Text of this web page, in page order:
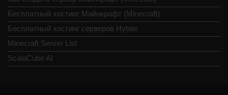
Бесплатный хостинг Майнкрафт (Minecraft)
Бесплатный хостинг серверов Hytale
Minecraft Server List
ScalaCube AI